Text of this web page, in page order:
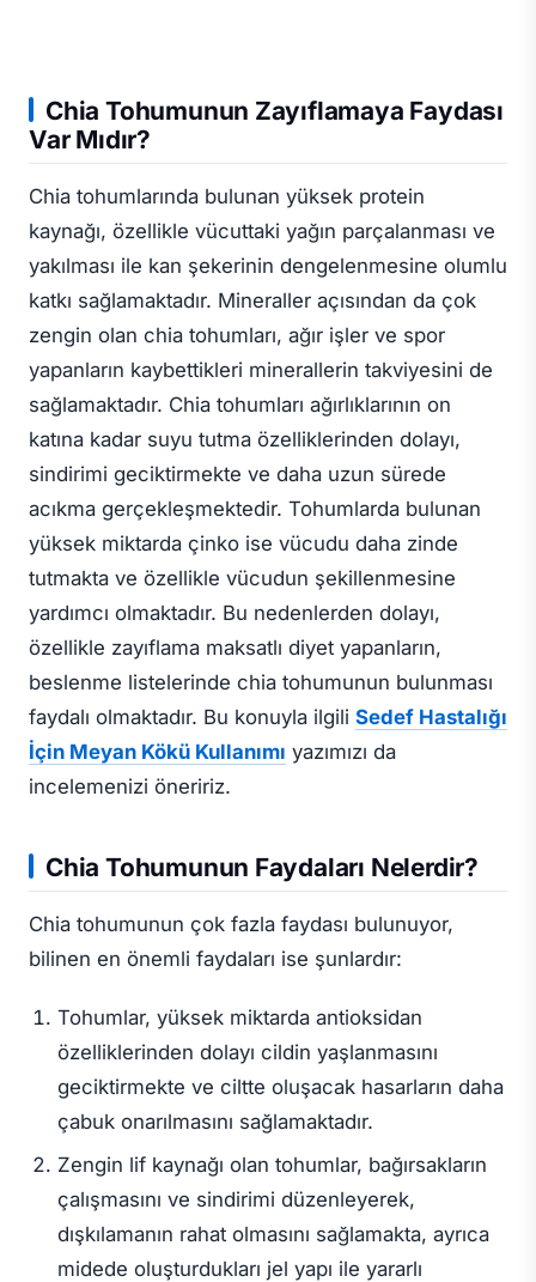
Chia Tohumunun Zayıflamaya Faydası
Var Mıdır?
Chia tohumlarında bulunan yüksek protein
kaynağı, özellikle vücuttaki yağın parçalanması ve
yakılması ile kan şekerinin dengelenmesine olumlu
katkı sağlamaktadır. Mineraller açısından da çok
zengin olan chia tohumları, ağır işler ve spor
yapanların kaybettikleri minerallerin takviyesini de
sağlamaktadır. Chia tohumları ağırlıklarının on
katına kadar suyu tutma özelliklerinden dolayı,
sindirimi geciktirmekte ve daha uzun sürede
acıkma gerçekleşmektedir. Tohumlarda bulunan
yüksek miktarda çinko ise vücudu daha zinde
tutmakta ve özellikle vücudun şekillenmesine
yardımcı olmaktadır. Bu nedenlerden dolayı,
özellikle zayıflama maksatlı diyet yapanların,
beslenme listelerinde chia tohumunun bulunması
faydalı olmaktadır. Bu konuyla ilgili Sedef Hastalığı
İçin Meyan Kökü Kullanımı yazımızı da
incelemenizi öneririz.
Chia Tohumunun Faydaları Nelerdir?
Chia tohumunun çok fazla faydası bulunuyor,
bilinen en önemli faydaları ise şunlardır:
Tohumlar, yüksek miktarda antioksidan
özelliklerinden dolayı cildin yaşlanmasını
geciktirmekte ve ciltte oluşacak hasarların daha
çabuk onarılmasını sağlamaktadır.
Zengin lif kaynağı olan tohumlar, bağırsakların
çalışmasını ve sindirimi düzenleyerek,
dışkılamanın rahat olmasını sağlamakta, ayrıca
midede oluşturdukları jel yapı ile yararlı